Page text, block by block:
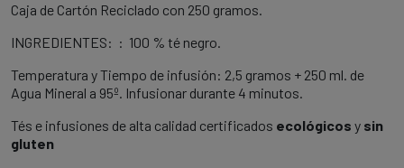
Caja de Cartón Reciclado con 250 gramos.
INGREDIENTES: : 100 % té negro.
Temperatura y Tiempo de infusión: 2,5 gramos + 250 ml. de
Agua Mineral a 95º. Infusionar durante 4 minutos.
Tés e infusiones de alta calidad certificados ecológicos y sin
gluten